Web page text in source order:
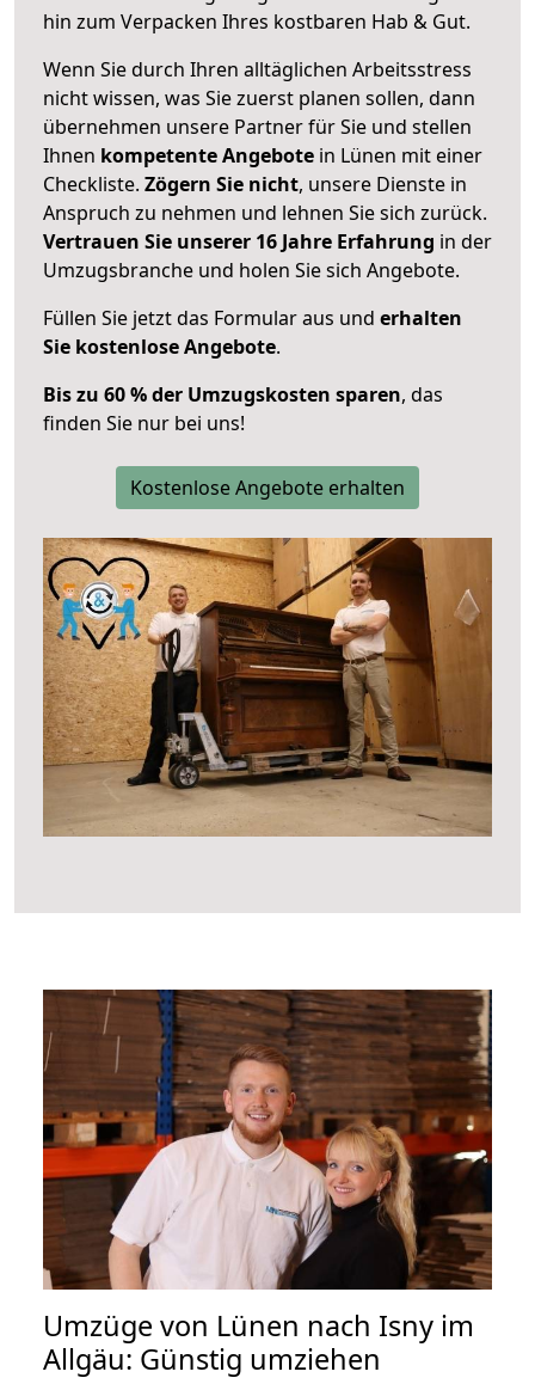
hin zum Verpacken Ihres kostbaren Hab & Gut.
Wenn Sie durch Ihren alltäglichen Arbeitsstress
nicht wissen, was Sie zuerst planen sollen, dann
übernehmen unsere Partner für Sie und stellen
Ihnen kompetente Angebote in Lünen mit einer
Checkliste. Zögern Sie nicht, unsere Dienste in
Anspruch zu nehmen und lehnen Sie sich zurück.
Vertrauen Sie unserer 16 Jahre Erfahrung in der
Umzugsbranche und holen Sie sich Angebote.
Füllen Sie jetzt das Formular aus und erhalten
Sie kostenlose Angebote.
Bis zu 60 % der Umzugskosten sparen, das
finden Sie nur bei uns!
Kostenlose Angebote erhalten
Umzüge von Lünen nach Isny im
Allgäu: Günstig umziehen